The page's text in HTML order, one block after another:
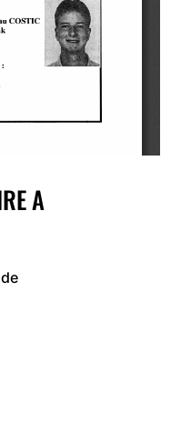
A